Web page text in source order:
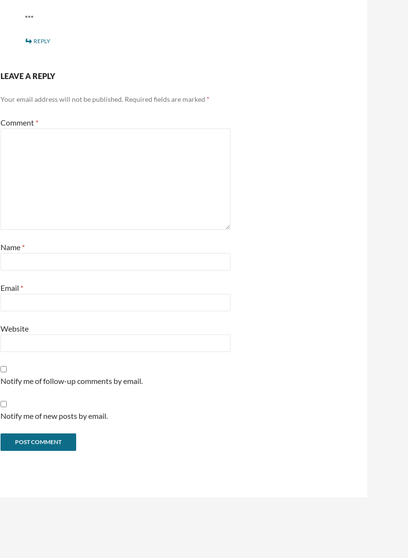
***
REPLY
LEAVE A REPLY
Your email address will not be published. Required fields are marked *
Comment *
Name *
Email *
Website
Notify me of follow-up comments by email.
Notify me of new posts by email.